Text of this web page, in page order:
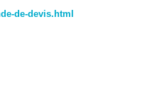
de-devis.html